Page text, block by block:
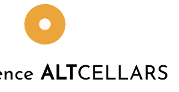
ALT CELLARS